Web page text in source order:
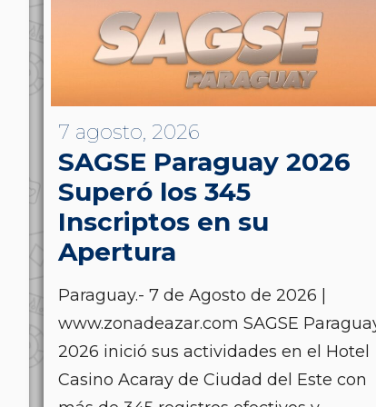
7 agosto, 2026
SAGSE Paraguay 2026
Superó los 345
Inscriptos en su
Apertura
Paraguay.- 7 de Agosto de 2026 |
www.zonadeazar.com SAGSE
2026 inició sus actividades en el Hotel
Casino Acaray de Ciudad del Este con